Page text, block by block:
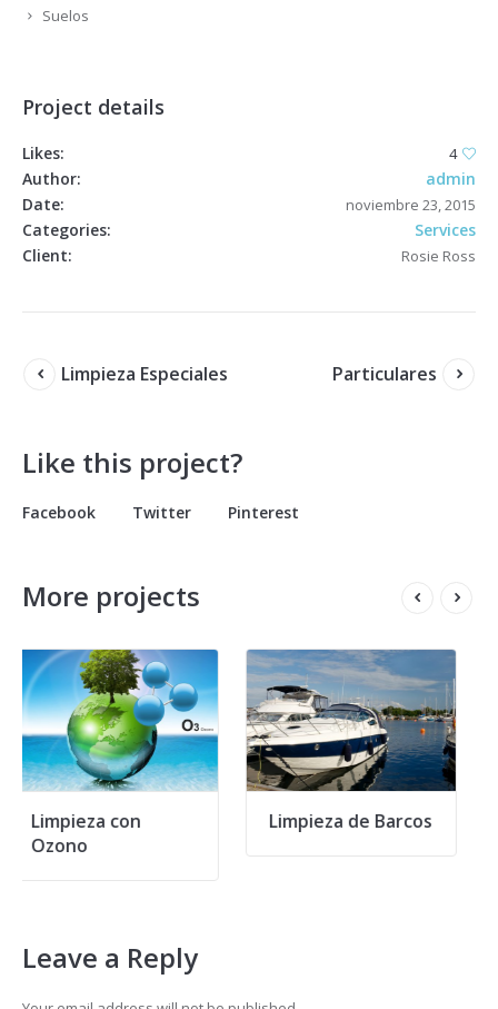
Suelos
Project details
Likes: 4
Author:
admin
Date:
noviembre 23, 2015
Categories:
Services
Client:
Rosie Ross
Limpieza Especiales Particulares
Like this project?
Facebook Twitter Pinterest
More projects
Limpieza de Barcos Zonas Piscinas